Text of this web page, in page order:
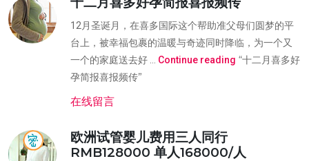
12月圣诞月，在喜多国际这个帮助准父母们圆梦的平
台上，被幸福包裹的温暖与奇迹同时降临，为一个又
一个的家庭送去好 … Continue reading “十二月喜多好
孕简报喜报频传”
在线留言
欧洲试管婴儿费用三人同行
RMB128000 单人168000/人